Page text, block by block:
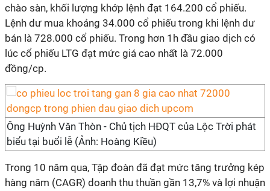
chào sàn, khối lượng khớp lệnh đạt 164.200 cổ phiếu.
Lệnh dư mua khoảng 34.000 cổ phiếu trong khi lệnh dư
bán là 728.000 cổ phiếu. Trong hơn 1h đầu giao dịch có
lúc cổ phiếu LTG đạt mức giá cao nhất là 72.000
đồng/cp.
Ông Huỳnh Văn Thòn - Chủ tịch HĐQT của Lộc Trời phát
biểu tại buổi lễ (Ảnh: Hoàng Kiều)
Trong 10 năm qua, Tập đoàn đã đạt mức tăng trưởng kép
hàng năm (CAGR) doanh thu thuần gần 13,7% và lợi nhuận